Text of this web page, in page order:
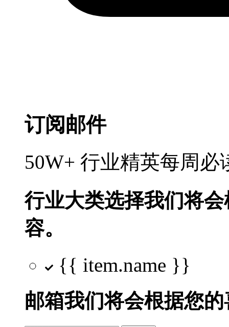
订阅邮件
50W+ 行业精英每周
行业大类选择我们将
容。
{{ item.name }}
邮箱我们将会根据您